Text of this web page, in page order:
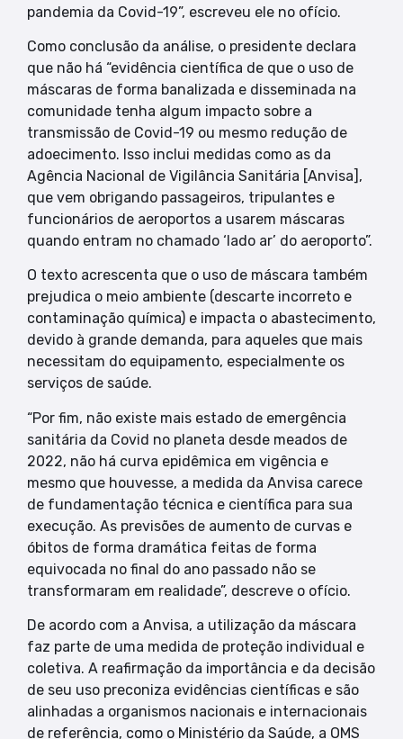
pandemia da Covid-19”, escreveu ele no ofício.
Como conclusão da análise, o presidente declara
que não há “evidência científica de que o uso de
máscaras de forma banalizada e disseminada na
comunidade tenha algum impacto sobre a
transmissão de Covid-19 ou mesmo redução de
adoecimento. Isso inclui medidas como as da
Agência Nacional de Vigilância Sanitária [Anvisa],
que vem obrigando passageiros, tripulantes e
funcionários de aeroportos a usarem máscaras
quando entram no chamado ‘lado ar’ do aeroporto”.
O texto acrescenta que o uso de máscara também
prejudica o meio ambiente (descarte incorreto e
contaminação química) e impacta o abastecimento,
devido à grande demanda, para aqueles que mais
necessitam do equipamento, especialmente os
serviços de saúde.
“Por fim, não existe mais estado de emergência
sanitária da Covid no planeta desde meados de
2022, não há curva epidêmica em vigência e
mesmo que houvesse, a medida da Anvisa carece
de fundamentação técnica e científica para sua
execução. As previsões de aumento de curvas e
óbitos de forma dramática feitas de forma
equivocada no final do ano passado não se
transformaram em realidade”, descreve o ofício.
De acordo com a Anvisa, a utilização da máscara
faz parte de uma medida de proteção individual e
coletiva. A reafirmação da importância e da decisão
de seu uso preconiza evidências científicas e são
alinhadas a organismos nacionais e internacionais
de referência, como o Ministério da Saúde, a OMS